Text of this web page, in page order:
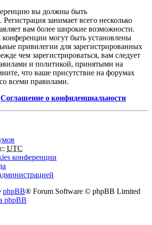
вы должны быть
Регистрация занимает всего несколько
вам более широкие возможности.
могут быть установлены
привилегии для зарегистрированных
чем зарегистрироваться, вам следует
и политикой, принятыми на
что ваше присутствие на форумах
всеми правилами.
Соглашение о конфиденциальности
UTC
конференции
phpBB® Forum Software © phpBB Limited
phpBB